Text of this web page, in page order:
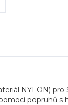
NYLON)
popruhů s